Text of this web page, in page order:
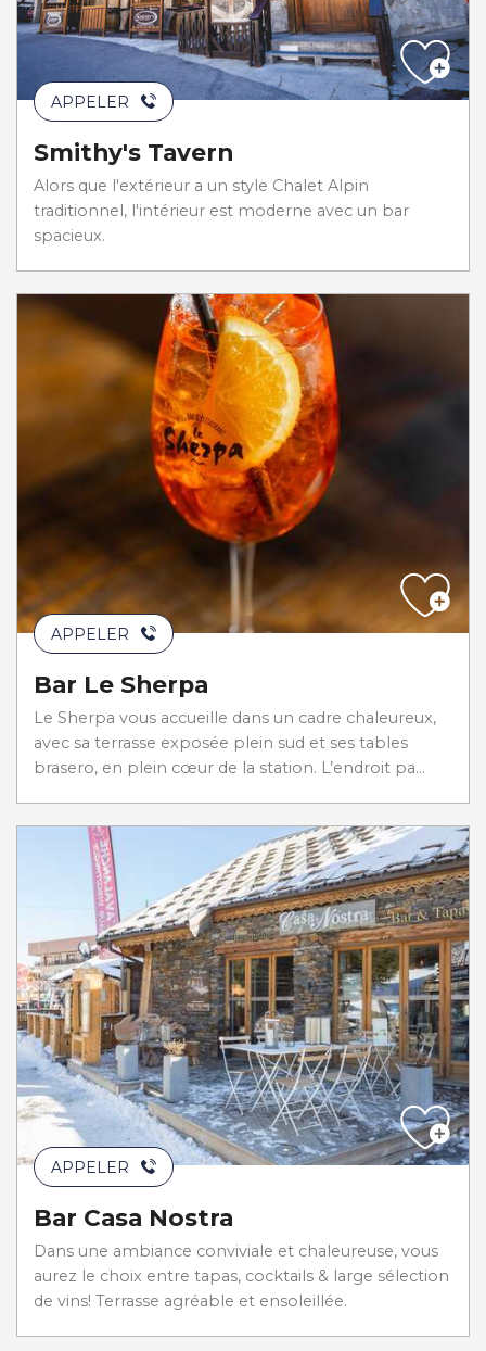
APPELER
Smithy's Tavern
Alors que l'extérieur a un style Chalet Alpin
traditionnel, l'intérieur est moderne avec un bar
spacieux.
APPELER
Bar Le Sherpa
Le Sherpa vous accueille dans un cadre chaleureux,
avec sa terrasse exposée plein sud et ses tables
brasero, en plein cœur de la station. L’endroit pa...
APPELER
Bar Casa Nostra
Dans une ambiance conviviale et chaleureuse, vous
aurez le choix entre tapas, cocktails & large sélection
de vins! Terrasse agréable et ensoleillée.